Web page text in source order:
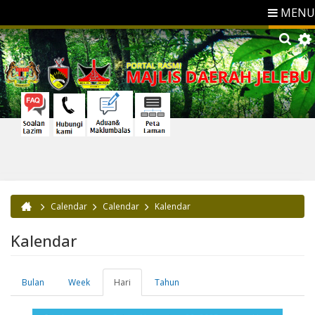
MENU
Anda di sini
Calendar Calendar Kalendar
Kalendar
Tab-tab utama
Bulan Week Hari
aktif)
Tahun